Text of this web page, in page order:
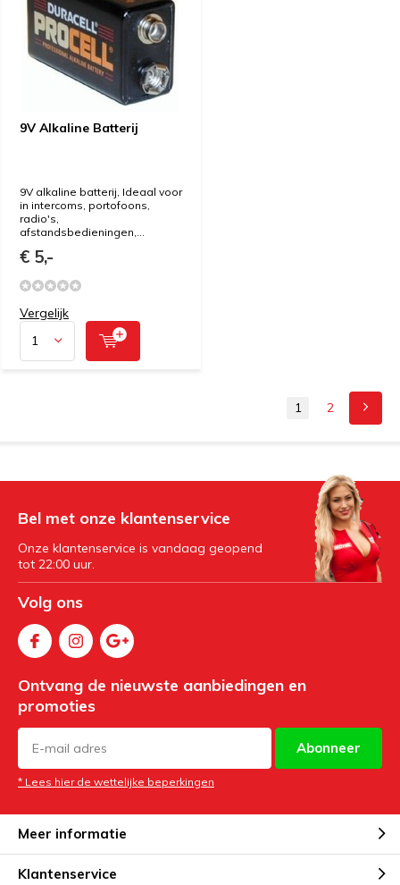
9V Alkaline Batterij
9V alkaline batterij, Ideaal voor
in intercoms, portofoons,
radio's,
afstandsbedieningen,...
€ 5,-
Vergelijk
1 2
Bel met onze klantenservice
Onze klantenservice is vandaag geopend
tot 22:00 uur.
Volg ons
Ontvang de nieuwste aanbiedingen en
promoties
Abonneer
* Lees hier de wettelijke beperkingen
Meer informatie
Klantenservice